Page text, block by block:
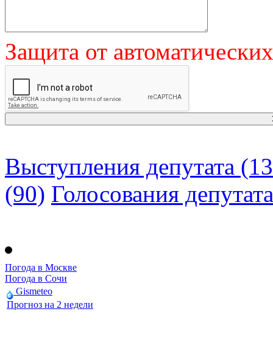
Защита от
Выступления депутата
(90) Голосования депутата
Погода в Москве
Погода в Сочи
Gismeteo
Прогноз на 2 недели